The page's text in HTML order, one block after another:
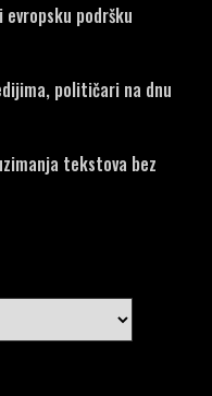
podršku
političari na dnu
tekstova bez